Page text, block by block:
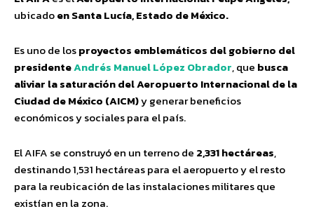
ubicadoen Santa Lucía, Estado de México.
Es uno de losproyectos emblemáticos del gobierno del
presidenteAndrés Manuel López Obrador, que busca
aliviar la saturación del Aeropuerto Internacional de la
Ciudad de México (AICM)y generar beneficios
económicos y sociales para el país.
El AIFA se construyó en un terreno de 2,331 hectáreas,
destinando 1,531 hectáreas para el aeropuerto y el resto
para la reubicación de las instalaciones militares que
existían en la zona.